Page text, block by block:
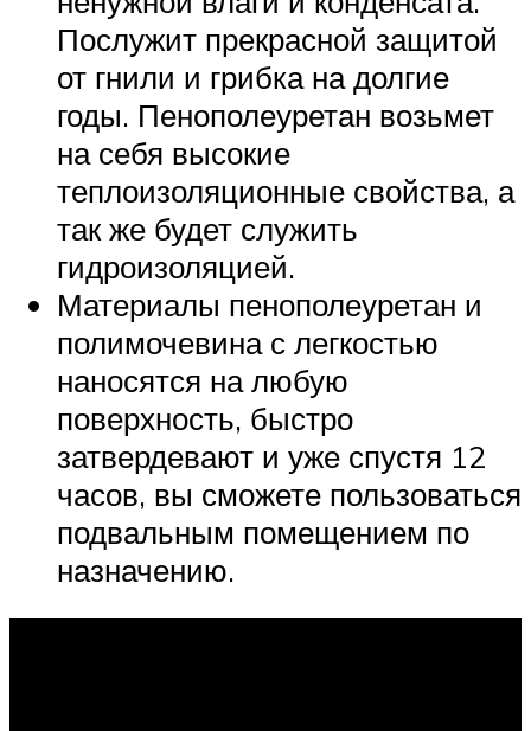
Послужит прекрасной защитой
от гнили и грибка на долгие
годы. Пенополеуретан возьмет
на себя высокие
теплоизоляционные свойства, а
так же будет служить
гидроизоляцией.
Материалы пенополеуретан и
полимочевина с легкостью
наносятся на любую
поверхность, быстро
затвердевают и уже спустя 12
часов, вы сможете пользоваться
подвальным помещением по
назначению.